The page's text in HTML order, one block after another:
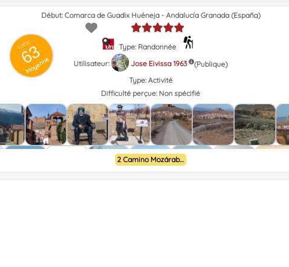
GRSIC
63
Moyenne
Début: Comarca de Guadix Huéneja - Andalucía Granada (España)
Type: Randonnée
Utilisateur:
Jose Eivissa 1963
(Publique)
Type: Activité
Difficulté perçue: Non spécifié
2 Camino Mozárabe de Almería a Granada